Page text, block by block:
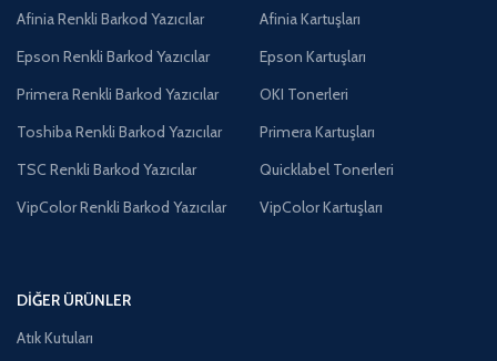
Afinia Renkli Barkod Yazıcılar
Epson Renkli Barkod Yazıcılar
Primera Renkli Barkod Yazıcılar
Toshiba Renkli Barkod Yazıcılar
TSC Renkli Barkod Yazıcılar
VipColor Renkli Barkod Yazıcılar
Afinia Kartuşları
Epson Kartuşları
OKI Tonerleri
Primera Kartuşları
Quicklabel Tonerleri
VipColor Kartuşları
DIĞER ÜRÜNLER
Atık Kutuları